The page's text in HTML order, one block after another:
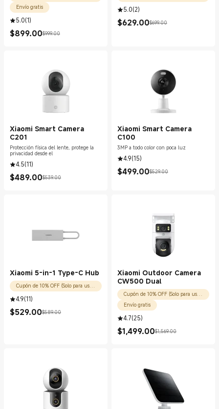
Envío gratis
5.0(1)
$899.00
Current Price $899.00
$999.00
Precio de comercialización $999.00
5.0(2)
$629.00
Current Price $629.00
$699.00
Precio de comercialización $699.00
Xiaomi Smart Camera
C201
Protección física del lente, protege la
privacidad desde el
4.5(11)
$489.00
Current Price $489.00
$539.00
Precio de comercialización $539.00
Xiaomi Smart Camera
C100
3MP a todo color con poca luz
4.9(15)
$499.00
Current Price $499.00
$529.00
Precio de comercialización $529.00
Xiaomi 5-in-1 Type-C Hub
Cupón de 10% OFF (Solo para usuarios nuevos)
4.9(11)
$529.00
Current Price $529.00
$589.00
Precio de comercialización $589.00
Xiaomi Outdoor Camera
CW500 Dual
Cupón de 10% OFF (Solo para usuarios nuevos)
Envío gratis
4.7(25)
$1,499.00
Current Price $1499.00
$1,569.00
Precio de comercialización $1,569.00